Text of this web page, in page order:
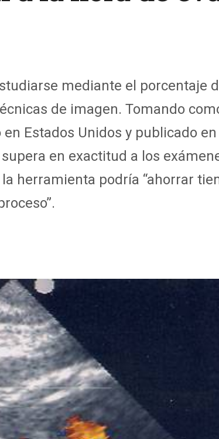
mediante el porcentaje
de imagen. Tomando
Estados Unidos y publicado
en exactitud a los
herramienta podría “ahorrar